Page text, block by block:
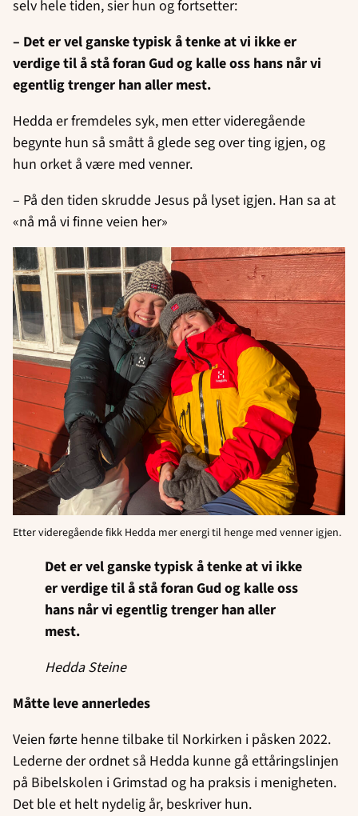
selv hele tiden, sier hun og fortsetter:
– Det er vel ganske typisk å tenke at vi ikke er
verdige til å stå foran Gud og kalle oss hans når vi
egentlig trenger han aller mest.
Hedda er fremdeles syk, men etter videregående
begynte hun så smått å glede seg over ting igjen, og
hun orket å være med venner.
– På den tiden skrudde Jesus på lyset igjen. Han sa at
«nå må vi finne veien her»
Etter videregående fikk Hedda mer energi til henge med venner igjen.
Det er vel ganske typisk å tenke at vi ikke
er verdige til å stå foran Gud og kalle oss
hans når vi egentlig trenger han aller
mest.
Hedda Steine
Måtte leve annerledes
Veien førte henne tilbake til Norkirken i påsken 2022.
Lederne der ordnet så Hedda kunne gå ettåringslinjen
på Bibelskolen i Grimstad og ha praksis i menigheten.
Det ble et helt nydelig år, beskriver hun.